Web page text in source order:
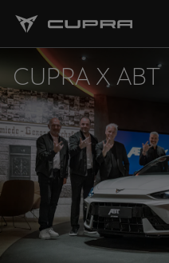
CUPRA X ABT